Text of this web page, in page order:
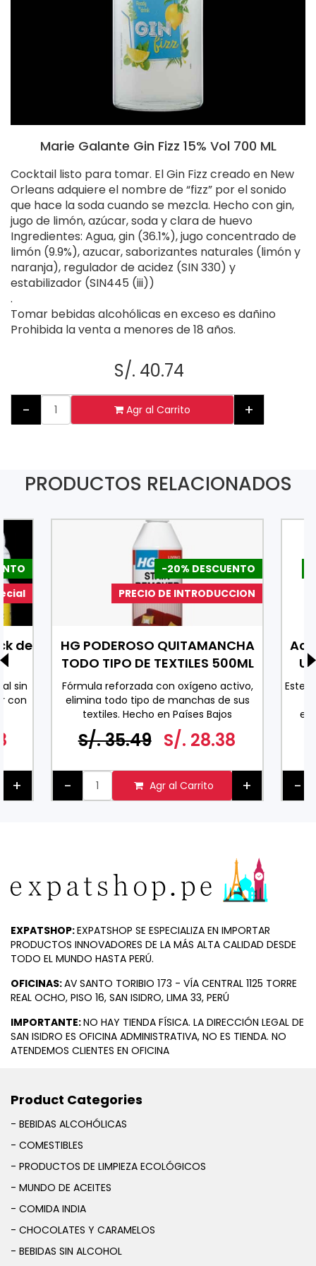
Marie Galante Gin Fizz 15% Vol 700 ML
Cocktail listo para tomar. El Gin Fizz creado en New
Orleans adquiere el nombre de “fizz” por el sonido
que hace la soda cuando se mezcla. Hecho con gin,
jugo de limón, azúcar, soda y clara de huevo
Ingredientes: Agua, gin (36.1%), jugo concentrado de
limón (9.9%), azucar, saborizantes naturales (limón y
naranja), regulador de acidez (SIN 330) y
estabilizador (SIN445 (iii))
.
Tomar bebidas alcohólicas en exceso es dañino
Prohibida la venta a menores de 18 años.
S/. 40.74
- Agr al Carrito +
PRODUCTOS RELACIONADOS
de
sin
con
+
-20% DESCUENTO
PRECIO DE INTRODUCCION
HG PODEROSO QUITAMANCHA
TODO TIPO DE TEXTILES 500ML
Fórmula reforzada con oxígeno activo,
elimina todo tipo de manchas de sus
textiles. Hecho en Países Bajos
S/. 35.49 S/. 28.38
- Agr al Carrito +
Este
-
EXPATSHOP:EXPATSHOP SE ESPECIALIZA EN IMPORTAR
PRODUCTOS INNOVADORES DE LA MÁS ALTA CALIDAD DESDE
TODO EL MUNDO HASTA PERÚ.
OFICINAS:AV SANTO TORIBIO 173 - VÍA CENTRAL 1125 TORRE
REAL OCHO, PISO 16, SAN ISIDRO, LIMA 33, PERÚ
IMPORTANTE:NO HAY TIENDA FÍSICA. LA DIRECCIÓN LEGAL DE
SAN ISIDRO ES OFICINA ADMINISTRATIVA, NO ES TIENDA. NO
ATENDEMOS CLIENTES EN OFICINA
Product Categories
- BEBIDAS ALCOHÓLICAS
- COMESTIBLES
- PRODUCTOS DE LIMPIEZA ECOLÓGICOS
- MUNDO DE ACEITES
- COMIDA INDIA
- CHOCOLATES Y CARAMELOS
- BEBIDAS SIN ALCOHOL